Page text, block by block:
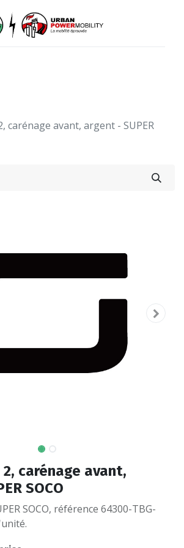
carénage avant, argent - SUPER
carénage avant,
SOCO
SOCO, référence 64300-TBG-